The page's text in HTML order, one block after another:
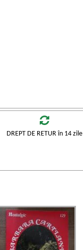
DREPT DE RETUR în 14 zile